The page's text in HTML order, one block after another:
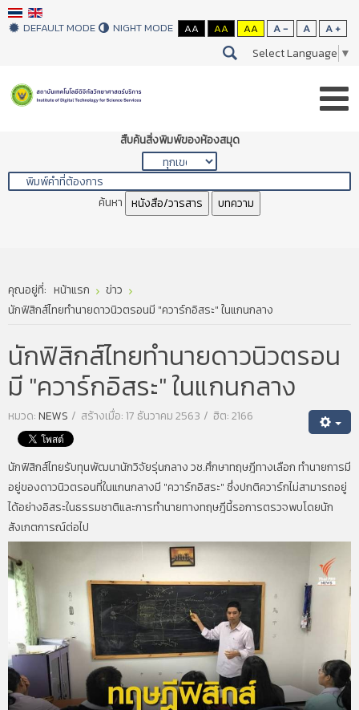
DEFAULT MODE NIGHT MODE AA AA AA A - A A +
Select Language ▼
สืบค้นสิ่งพิมพ์ของห้องสมุด
ค้นหา หนังสือ/วารสาร บทความ
คุณอยู่ที่: หน้าแรก
ข่าว
นักฟิสิกส์ไทยทำนายดาวนิวตรอนมี "ควาร์กอิสระ" ในแกนกลาง
นักฟิสิกส์ไทยทำนายดาวนิวตรอน
มี "ควาร์กอิสระ" ในแกนกลาง
หมวด:NEWS สร้างเมื่อ: 17 ธันวาคม 2563 ฮิต: 2166
นักฟิสิกส์ไทยรับทุนพัฒนานักวิจัยรุ่นกลาง วช.ศึกษาทฤษฎีทางเลือก ทำนายการมี
อยู่ของดาวนิวตรอนที่ในแกนกลางมี "ควาร์กอิสระ" ซึ่งปกติควาร์กไม่สามารถอยู่
ได้อย่างอิสระในธรรมชาติและการทำนายทางทฤษฎีนี้รอการตรวจพบโดยนัก
สังเกตการณ์ต่อไป